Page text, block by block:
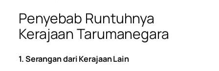
Penyebab Runtuhnya
Kerajaan Tarumanegara
1. Serangan dari Kerajaan Lain